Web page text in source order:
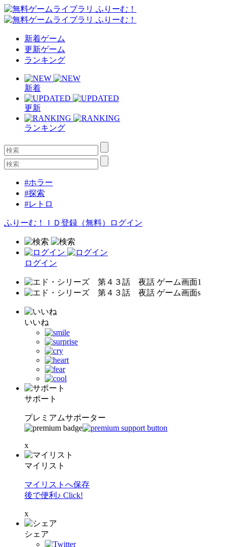
新着ゲーム
更新ゲーム
ランキング
新着
更新
ランキング
#ホラー
#探索
#レトロ
ふりーむ！ＩＤ登録（無料） ログイン
ログイン
いいね
サポート
プレミアムサポーター
x
マイリスト
マイリストへ保存
後で便利♪ Click!
x
シェア